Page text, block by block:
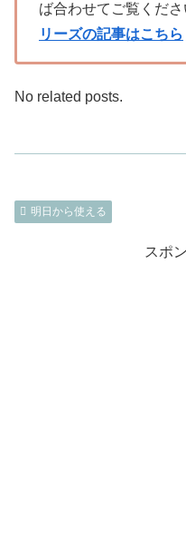
ば合わせてご覧くださ
リーズの記事はこちら
No related posts.
明日から使える
スポ